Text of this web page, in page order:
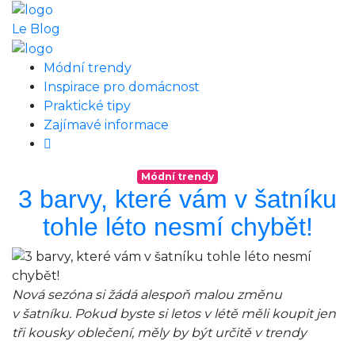
Le Blog
Módní trendy
Inspirace pro domácnost
Praktické tipy
Zajímavé informace
Módní trendy
3 barvy, které vám v šatníku
tohle léto nesmí chybět!
Nová sezóna si žádá alespoň malou změnu
v šatníku. Pokud byste si letos v létě měli koupit jen
tři kousky oblečení, měly by být určitě v trendy